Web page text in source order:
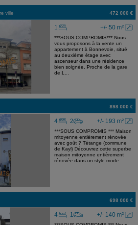
ville 472 000 €
+/- 50 m²
1
***SOUS COMPROMIS*** Nous
vous proposons à la vente un
appartement à Bonnevoie, situé
au deuxième étage avec
ascenseur dans une résidence
bien soignée. Proche de la gare
de L...
898 000 €
+/- 193 m²
4 2
***SOUS COMPROMIS *** Maison
mitoyenne entièrement rénovée
avec goût ? Tétange (commune
de Kayl) Découvrez cette superbe
maison mitoyenne entièrement
rénovée dans un style mode...
698 000 €
+/- 140 m²
4 1